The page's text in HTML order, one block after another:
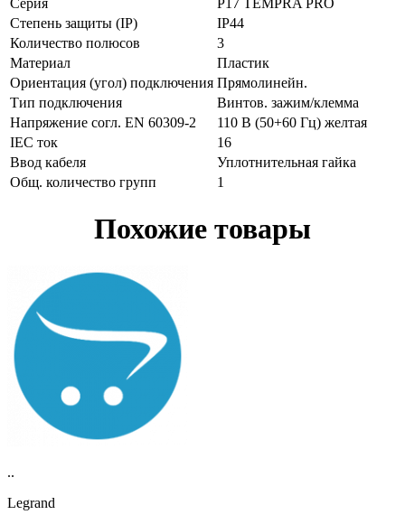
Серия
P17 TEMPRA PRO
Степень защиты (IP)
IP44
Количество полюсов
3
Материал
Пластик
Ориентация (угол) подключения Прямолинейн.
Тип подключения
Винтов. зажим/клемма
Напряжение согл. EN 60309-2
110 В (50+60 Гц) желтая
IEC ток
16
Ввод кабеля
Уплотнительная гайка
Общ. количество групп
1
Похожие товары
..
Legrand